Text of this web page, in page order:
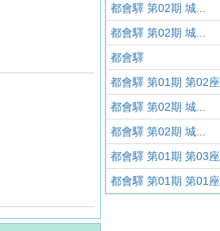
都會驛 第02期 城...
都會驛 第02期 城...
都會驛
都會驛 第01期 第02座
都會驛 第02期 城...
都會驛 第02期 城...
都會驛 第01期 第03座
都會驛 第01期 第01座